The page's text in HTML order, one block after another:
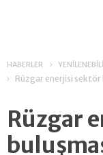
HABERLER
Rüzgar enerjisi sektör
Rüzgar